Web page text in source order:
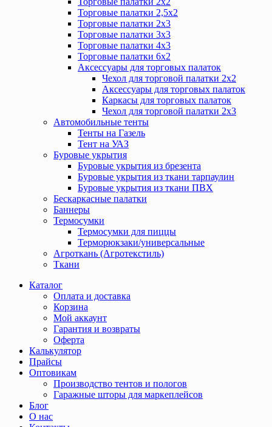
Торговые палатки 2,5х2
Торговые палатки 2х3
Торговые палатки 3х3
Торговые палатки 4х3
Торговые палатки 6х2
Аксессуары для торговых палаток
Чехол для торговой палатки 2х2
Аксессуары для торговых палаток
Каркасы для торговых палаток
Чехол для торговой палатки 2х3
Автомобильные тенты
Тенты на Газель
Тент на УАЗ
Буровые укрытия
Буровые укрытия из брезента
Буровые укрытия из ткани тарпаулин
Буровые укрытия из ткани ПВХ
Бескаркасные палатки
Баннеры
Термосумки
Термосумки для пиццы
Терморюкзаки/универсальные
Агроткань (Агротекстиль)
Ткани
Каталог
Оплата и доставка
Корзина
Мой аккаунт
Гарантия и возвраты
Оферта
Калькулятор
Прайсы
Оптовикам
Производство тентов и пологов
Гаражные шторы для маркеплейсов
Блог
О нас